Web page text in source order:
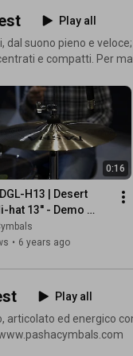
Play all
dal suono pieno e
maggiori informazioni
0:16
H13 | Desert
hat 13'' - Demo
| Pasha
• 6 years ago
Play all
articolato ed energico
www.pashacymbals.com